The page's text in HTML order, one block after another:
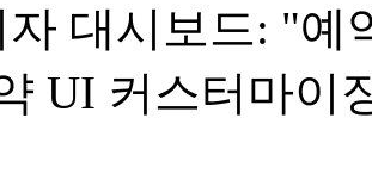
자 대시보드: "
UI 커스터마이